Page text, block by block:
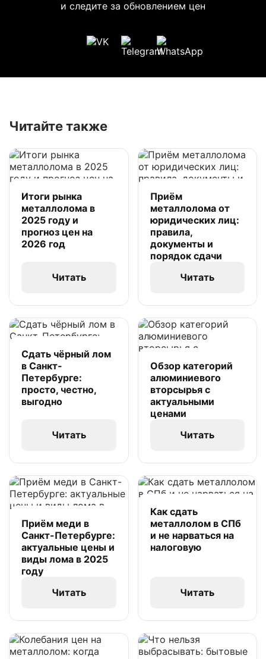
и следите за обновлением цен
Читайте также
Итоги рынка
металлолома в
2025 году и
прогноз цен на
2026 год
Читать
Приём
металлолома от
юридических лиц:
правила,
документы и
порядок сдачи
Читать
Сдать чёрный лом
в Санкт-
Петербурге:
просто, честно,
выгодно
Читать
Обзор категорий
алюминиевого
вторсырья с
актуальными
ценами
Читать
Приём меди в
Санкт-Петербурге:
актуальные цены и
виды лома в 2025
году
Читать
Как сдать
металлолом в СПб
и не нарваться на
налоговую
Читать